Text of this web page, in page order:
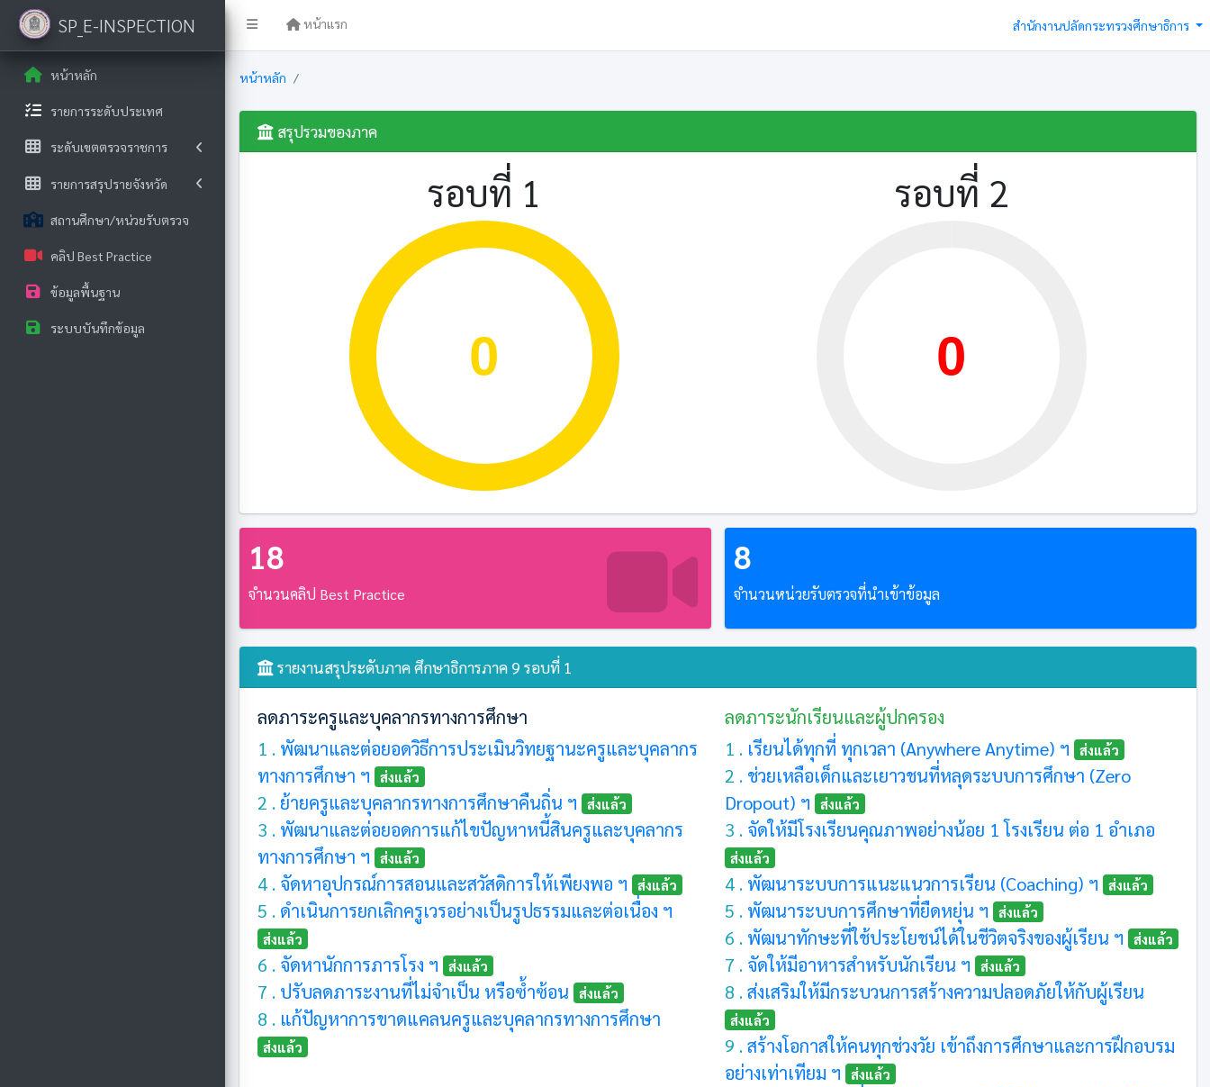
หน้าแรก สำนักงานปลัดกระทรวงศึกษาธิการ
SP_E-INSPECTION
หน้าหลัก
รายการระดับประเทศ
ระดับเขตตรวจราชการ
รายการสรุปรายจังหวัด
สถานศึกษา/หน่วยรับตรวจ
คลิป Best Practice
ข้อมูลพื้นฐาน
ระบบบันทึกข้อมูล
หน้าหลัก
สรุปรวมของภาค
รอบที่ 1 รอบที่ 2
18
จำนวนคลิป Best Practice
8
จำนวนหน่วยรับตรวจที่นำเข้าข้อมูล
รายงานสรุประดับภาค ศึกษาธิการภาค 9 รอบที่ 1
ลดภาระครูและบุคลากรทางการศึกษา
1 . พัฒนาและต่อยอดวิธีการประเมินวิทยฐานะครูและบุคลากร
ทางการศึกษา ฯ
ส่งแล้ว
2 . ย้ายครูและบุคลากรทางการศึกษาคืนถิ่น ฯ ส่งแล้ว
3 . พัฒนาและต่อยอดการแก้ไขปัญหาหนี้สินครูและบุคลากร
ทางการศึกษา ฯ
ส่งแล้ว
4 . จัดหาอุปกรณ์การสอนและสวัสดิการให้เพียงพอ ฯ ส่งแล้ว
5 . ดำเนินการยกเลิกครูเวรอย่างเป็นรูปธรรมและต่อเนื่อง ฯ
ส่งแล้ว
6 . จัดหานักการภารโรง ฯ ส่งแล้ว
7 . ปรับลดภาระงานที่ไม่จำเป็น หรือซ้ำซ้อน ส่งแล้ว
8 . แก้ปัญหาการขาดแคลนครูและบุคลากรทางการศึกษา
ส่งแล้ว
ลดภาระนักเรียนและผู้ปกครอง
1 . เรียนได้ทุกที่ ทุกเวลา (Anywhere Anytime) ฯ ส่งแล้ว
2 . ช่วยเหลือเด็กและเยาวชนที่หลุดระบบการศึกษา (Zero
Dropout) ฯ
ส่งแล้ว
3 . จัดให้มีโรงเรียนคุณภาพอย่างน้อย 1 โรงเรียน ต่อ 1 อำเภอ
ส่งแล้ว
4 . พัฒนาระบบการแนะแนวการเรียน (Coaching) ฯ ส่งแล้ว
5 . พัฒนาระบบการศึกษาที่ยืดหยุ่น ฯ ส่งแล้ว
6 . พัฒนาทักษะที่ใช้ประโยชน์ได้ในชีวิตจริงของผู้เรียน ฯ ส่งแล้ว
7 . จัดให้มีอาหารสำหรับนักเรียน ฯ ส่งแล้ว
8 .ส่งเสริมให้มีกระบวนการสร้างความปลอดภัยให้กับผู้เรียน
ส่งแล้ว
9 .สร้างโอกาสให้คนทุกช่วงวัย เข้าถึงการศึกษาและการฝึกอบรม
อย่างเท่าเทียม ฯ
ส่งแล้ว